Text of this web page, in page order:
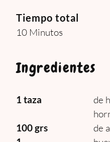
Tiempo total
10 Minutos
Ingredientes
1 taza
de
100 grs de